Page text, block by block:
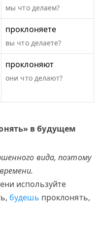
мы что делаем?
проклоняете
вы что делаете?
проклоняют
они что делают?
в будущем
вида, поэтому
используйте
будешь проклонять,